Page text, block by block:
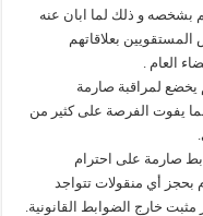
بشخصه و ذلك لما ابان عنه
بعلاقاتهم
العام .
يخضع لمراقبة صارمة
يفوت الفرصة على كثير من
صارمة على احترام
أي منقولات تتواجد
خارج الضوابط القانونية.